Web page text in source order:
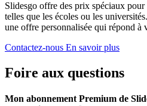
Slidesgo offre des prix spéciaux
telles que les écoles ou les
une offre personnalisée qui répond à
Contactez-nous En savoir plus
Foire aux questions
Mon abonnement Premium de